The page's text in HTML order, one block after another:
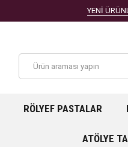
YENİ
RÖLYEF PASTALAR
ATÖLYE